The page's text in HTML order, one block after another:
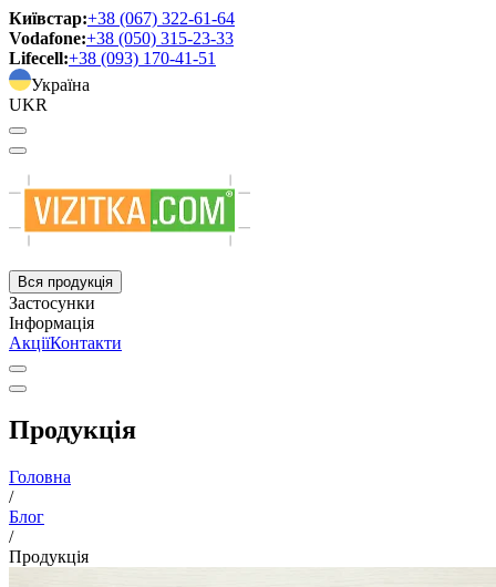
Київстар:+38 (067) 322-61-64
Vodafone:+38 (050) 315-23-33
Lifecell:+38 (093) 170-41-51
Україна
UKR
Вся продукція
Застосунки
Інформація
АкціїКонтакти
Продукція
Головна
/
Блог
/
Продукція